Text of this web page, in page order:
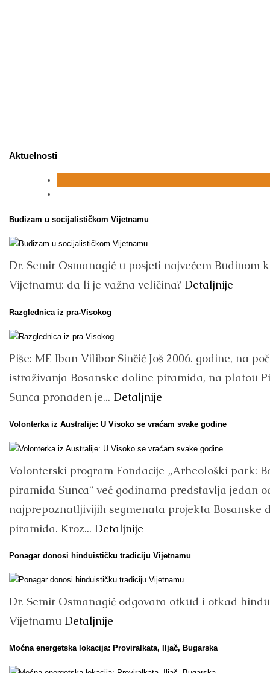
Aktuelnosti
Budizam u socijalističkom Vijetnamu
Dr. Semir Osmanagić u posjeti najvećem Budinom
Vijetnamu: da li je važna veličina? Detaljnije
Razglednica iz pra-Visokog
Piše: ME Iban Vilibor Sinčić Još 2006. godine, na
istraživanja Bosanske doline piramida, na platou
Sunca pronađen je... Detaljnije
Volonterka iz Australije: U Visoko se vraćam svake godine
Volonterski program Fondacije „Arheološki park:
piramida Sunca“ već godinama predstavlja jedan
najprepoznatljivijih segmenata projekta Bosanske
piramida. Kroz... Detaljnije
Ponagar donosi hinduističku tradiciju Vijetnamu
Dr. Semir Osmanagić odgovara otkud i otkad
Vijetnamu Detaljnije
Moćna energetska lokacija: Proviralkata, Iljač, Bugarska